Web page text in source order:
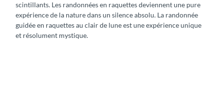
scintillants. Les randonnées en raquettes deviennent une pure
expérience de la nature dans un silence absolu. La randonnée
guidée en raquettes au clair de lune est une expérience unique
et résolument mystique.